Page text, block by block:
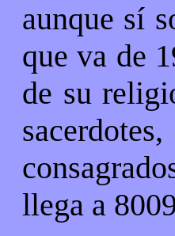
aunque sí
que va de
de su
llega a